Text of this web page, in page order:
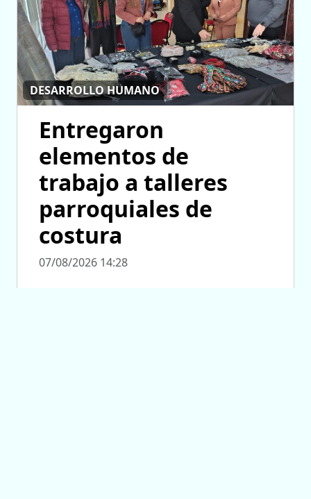
DESARROLLO HUMANO
Entregaron
elementos de
trabajo a talleres
parroquiales de
costura
07/08/2026 14:28